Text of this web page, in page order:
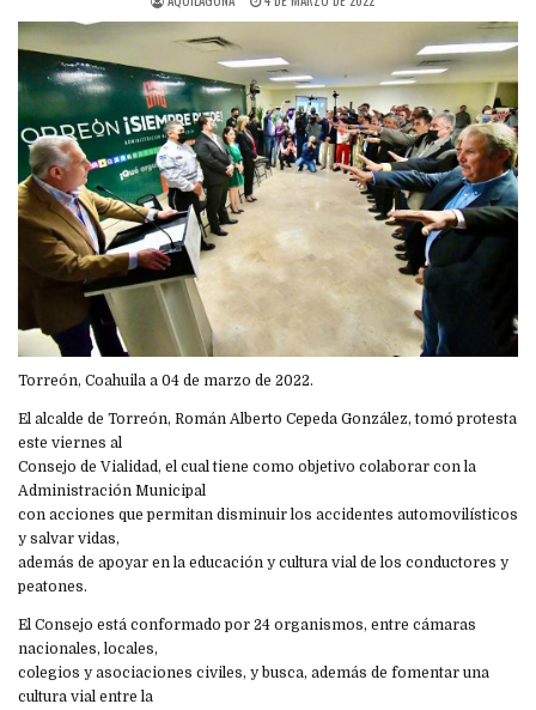
Torreón, Coahuila a 04 de marzo de 2022.
El alcalde de Torreón, Román Alberto Cepeda González, tomó protesta
este viernes al
Consejo de Vialidad, el cual tiene como objetivo colaborar con la
Administración Municipal
con acciones que permitan disminuir los accidentes automovilísticos
y salvar vidas,
además de apoyar en la educación y cultura vial de los conductores y
peatones.
El Consejo está conformado por 24 organismos, entre cámaras
nacionales, locales,
colegios y asociaciones civiles, y busca, además de fomentar una
cultura vial entre la